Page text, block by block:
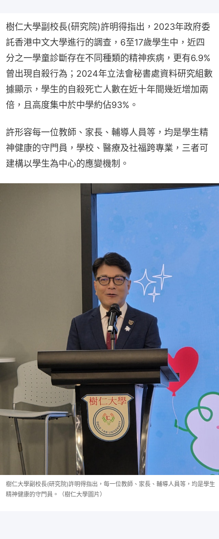
樹仁大學副校長(研究院)許明得指出，2023年政府委
託香港中文大學進行的調查，6至17歲學生中，近四
分之一學童診斷存在不同種類的精神疾病，更有6.9%
曾出現自殺行為；2024年立法會秘書處資料研究組數
據顯示，學生的自殺死亡人數在近十年間幾近增加兩
倍，且高度集中於中學約佔93%。
許形容每一位教師、家長、輔導人員等，均是學生精
神健康的守門員，學校、醫療及社福跨專業，三者可
建構以學生為中心的應變機制。
樹仁大學副校長(研究院)許明得指出，每一位教師、家長、輔導人員等，均是學生
精神健康的守門員。（樹仁大學圖片）